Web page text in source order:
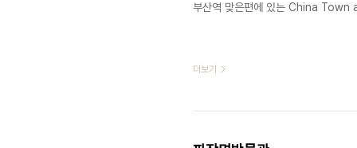
부산역 맞은편에 있는 China Town
더보기